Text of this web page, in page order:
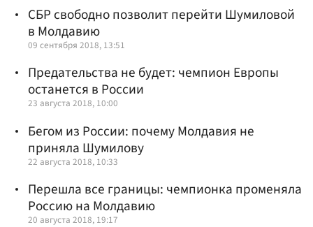
СБР свободно позволит перейти Шумиловой
в Молдавию
09 сентября 2018, 13:51
Предательства не будет: чемпион Европы
останется в России
23 августа 2018, 10:00
Бегом из России: почему Молдавия не
приняла Шумилову
22 августа 2018, 10:33
Перешла все границы: чемпионка променяла
Россию на Молдавию
20 августа 2018, 19:17